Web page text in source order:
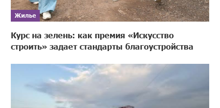
Жилье
Курс на зелень: как премия «Искусство
строить» задает стандарты благоустройства